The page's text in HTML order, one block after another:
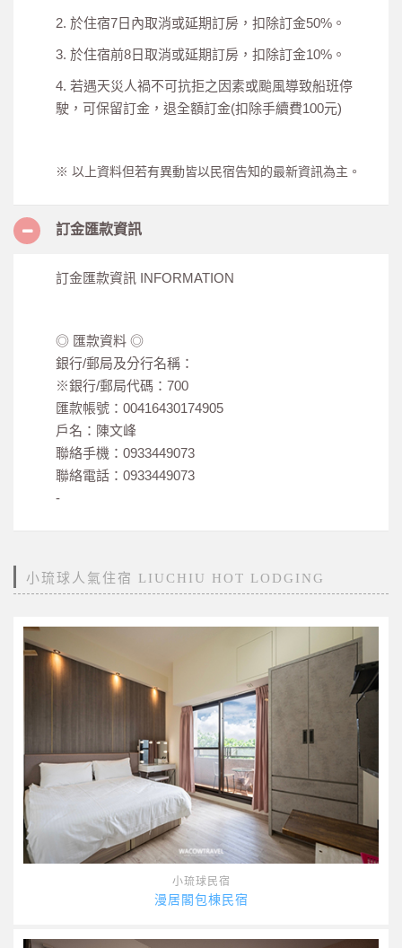
2. 於住宿7日內取消或延期訂房，扣除訂金50%。
3. 於住宿前8日取消或延期訂房，扣除訂金10%。
4. 若遇天災人禍不可抗拒之因素或颱風導致船班停
駛，可保留訂金，退全額訂金(扣除手續費100元)
※ 以上資料但若有異動皆以民宿告知的最新資訊為主。
訂金匯款資訊
訂金匯款資訊 INFORMATION
◎ 匯款資料 ◎
銀行/郵局及分行名稱：
※銀行/郵局代碼：700
匯款帳號：00416430174905
戶名：陳文峰
聯絡手機：0933449073
聯絡電話：0933449073
-
小琉球人氣住宿 LIUCHIU HOT LODGING
小琉球民宿
漫居閣包棟民宿